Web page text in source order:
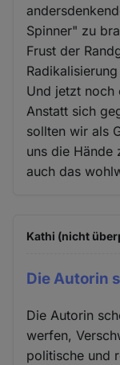
Spinner" zu
Frust der
Und jetzt noch
Anstatt sich
sollten wir als
uns die Hände
auch das
Kathi (nicht
Die Autorin
Die Autorin
werfen,
politische und